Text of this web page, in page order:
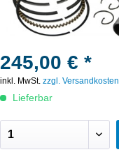
245,00 € *
inkl. MwSt. zzgl. Versandkosten
Lieferbar